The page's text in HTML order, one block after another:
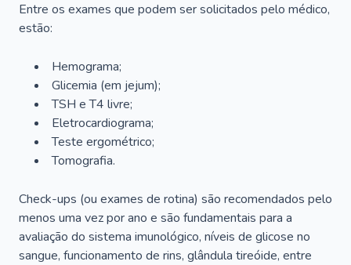
Entre os exames que podem ser solicitados pelo médico,
estão:
Hemograma;
Glicemia (em jejum);
TSH e T4 livre;
Eletrocardiograma;
Teste ergométrico;
Tomografia.
Check-ups (ou exames de rotina) são recomendados pelo
menos uma vez por ano e são fundamentais para a
avaliação do sistema imunológico, níveis de glicose no
sangue, funcionamento de rins, glândula tireóide, entre